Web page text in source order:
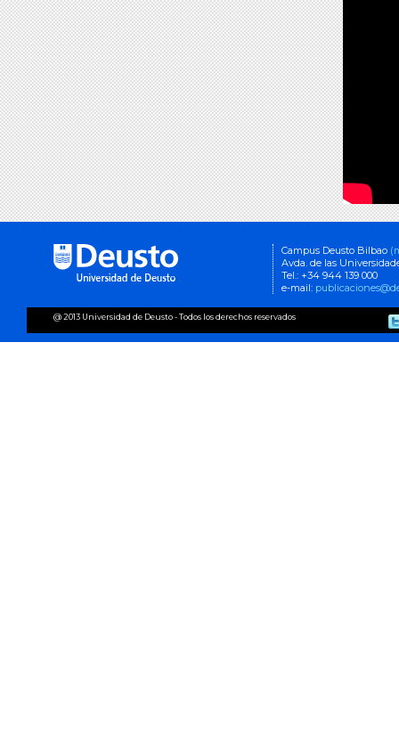
Campus Deusto Bilbao
Avda. de las
Tel.: +34 944 139 000
e-mail:
@ 2013 Universidad de Deusto - Todos los derechos reservados